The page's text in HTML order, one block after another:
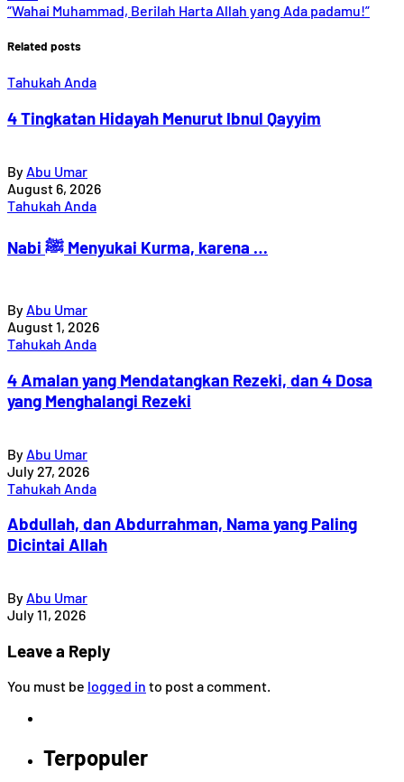
“Wahai Muhammad, Berilah Harta Allah yang Ada padamu!”
Related posts
Tahukah Anda
4 Tingkatan Hidayah Menurut Ibnul Qayyim
By Abu Umar
August 6, 2026
Tahukah Anda
Nabi ﷺ Menyukai Kurma, karena …
By Abu Umar
August 1, 2026
Tahukah Anda
4 Amalan yang Mendatangkan Rezeki, dan 4 Dosa
yang Menghalangi Rezeki
By Abu Umar
July 27, 2026
Tahukah Anda
Abdullah, dan Abdurrahman, Nama yang Paling
Dicintai Allah
By Abu Umar
July 11, 2026
Leave a Reply
You must be logged in to post a comment.
Terpopuler